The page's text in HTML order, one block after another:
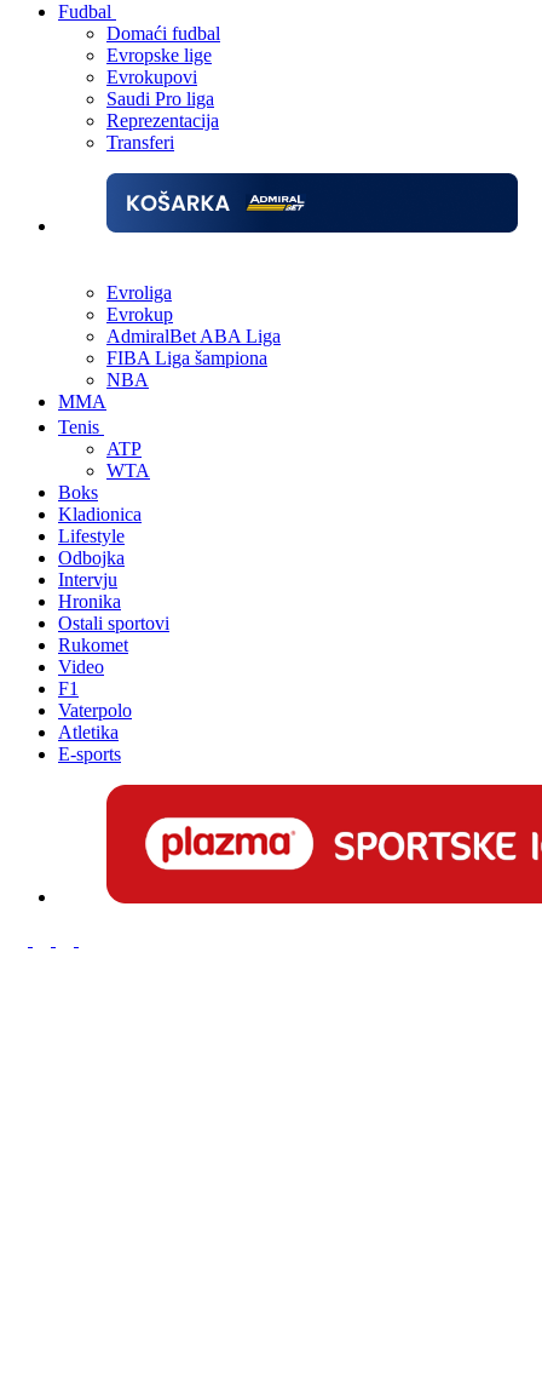
Fudbal
Domaći fudbal
Evropske lige
Evrokupovi
Saudi Pro liga
Reprezentacija
Transferi
Evroliga
Evrokup
AdmiralBet ABA Liga
FIBA Liga šampiona
NBA
MMA
Tenis
ATP
WTA
Boks
Kladionica
Lifestyle
Odbojka
Intervju
Hronika
Ostali sportovi
Rukomet
Video
F1
Vaterpolo
Atletika
E-sports